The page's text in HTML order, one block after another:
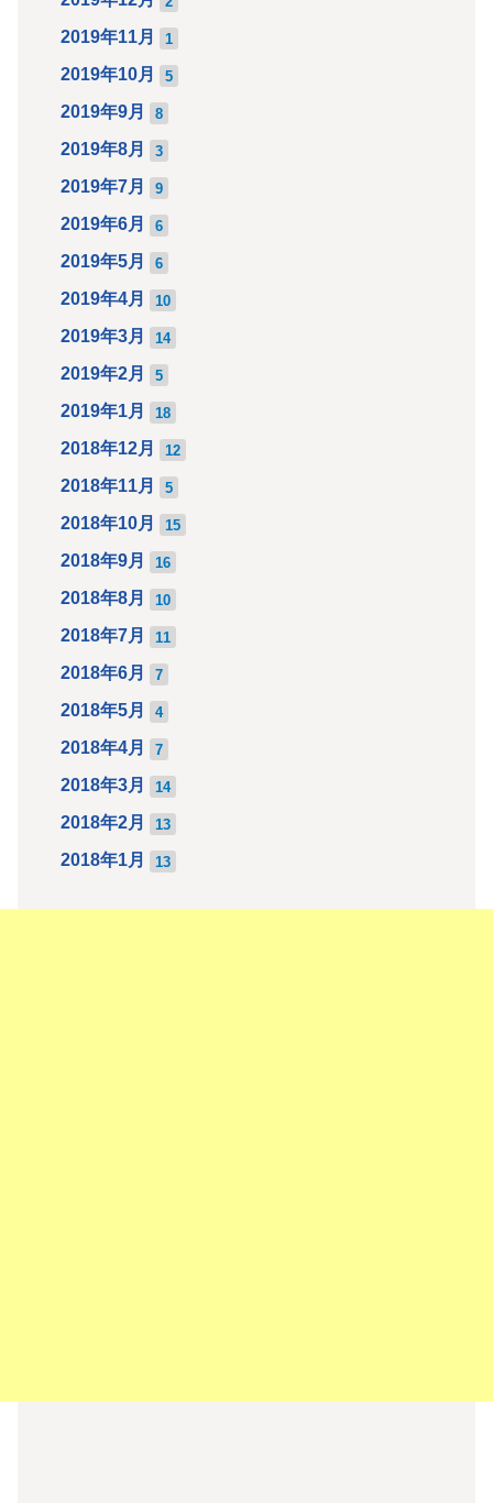
2019年11月 1
2019年10月 5
2019年9月 8
2019年8月 3
2019年7月 9
2019年6月 6
2019年5月 6
2019年4月 10
2019年3月 14
2019年2月 5
2019年1月 18
2018年12月 12
2018年11月 5
2018年10月 15
2018年9月 16
2018年8月 10
2018年7月 11
2018年6月 7
2018年5月 4
2018年4月 7
2018年3月 14
2018年2月 13
2018年1月 13